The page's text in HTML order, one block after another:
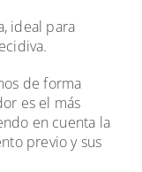
ideal para
de forma
es el más
en cuenta la
previo y sus